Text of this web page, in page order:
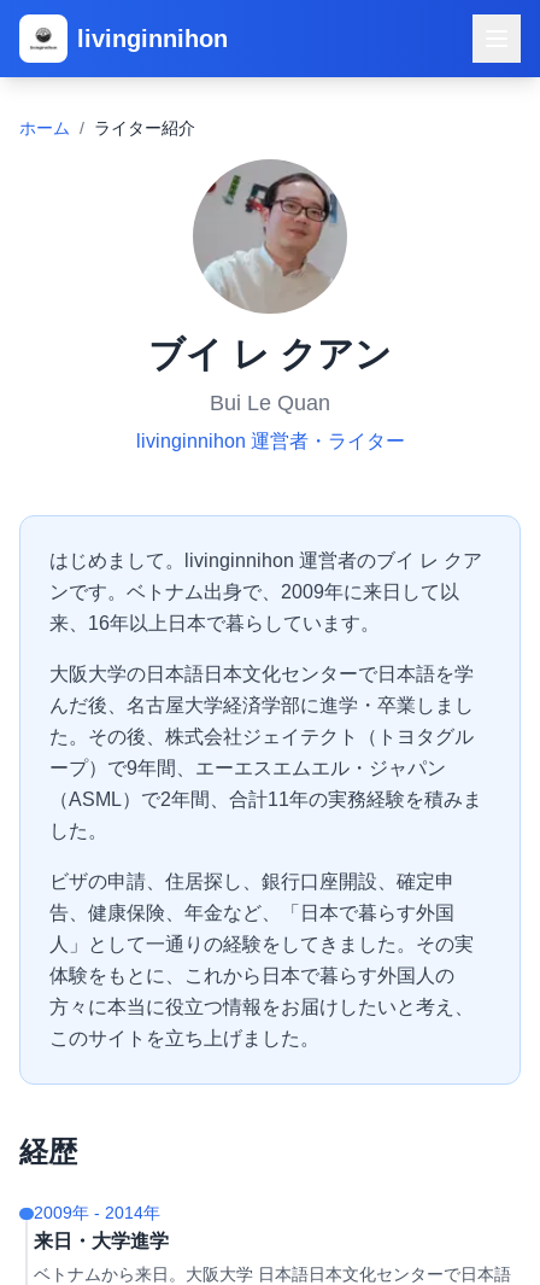
livinginnihon
ホーム / ライター紹介
ブイ レ クアン
Bui Le Quan
livinginnihon 運営者・ライター
はじめまして。livinginnihon 運営者のブイ レ クア
ンです。ベトナム出身で、2009年に来日して以
来、16年以上日本で暮らしています。
大阪大学の日本語日本文化センターで日本語を学
んだ後、名古屋大学経済学部に進学・卒業しまし
た。その後、株式会社ジェイテクト（トヨタグル
ープ）で9年間、エーエスエムエル・ジャパン
（ASML）で2年間、合計11年の実務経験を積みま
した。
ビザの申請、住居探し、銀行口座開設、確定申
告、健康保険、年金など、「日本で暮らす外国
人」として一通りの経験をしてきました。その実
体験をもとに、これから日本で暮らす外国人の
方々に本当に役立つ情報をお届けしたいと考え、
このサイトを立ち上げました。
経歴
2009年 - 2014年
来日・大学進学
ベトナムから来日。大阪大学 日本語日本文化センターで日本語